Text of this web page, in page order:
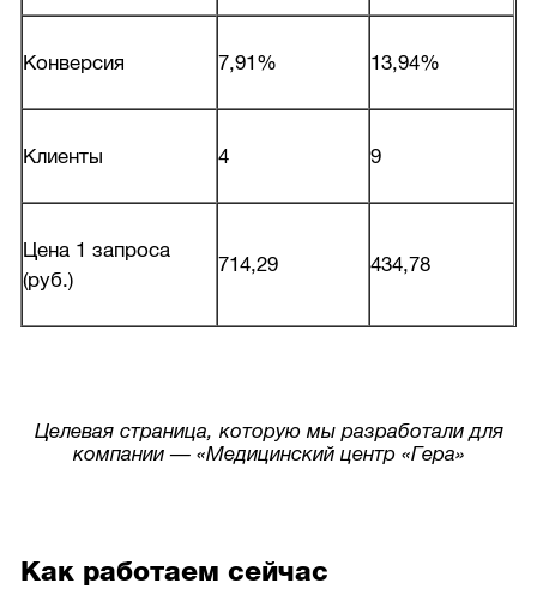
Конверсия 7,91% 13,94%
Клиенты 4 9
Цена 1 запроса
(руб.)
714,29 434,78
Целевая страница, которую мы разработали для
компании — «Медицинский центр «Гера»
Как работаем сейчас